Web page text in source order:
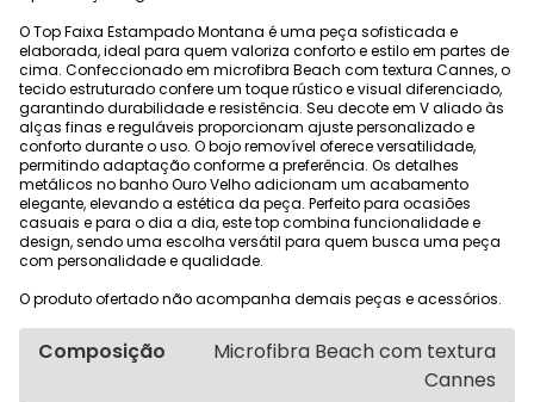
O Top Faixa Estampado Montana é uma peça sofisticada e
elaborada, ideal para quem valoriza conforto e estilo em partes de
cima. Confeccionado em microfibra Beach com textura Cannes, o
tecido estruturado confere um toque rústico e visual diferenciado,
garantindo durabilidade e resistência. Seu decote em V aliado às
alças finas e reguláveis proporcionam ajuste personalizado e
conforto durante o uso. O bojo removível oferece versatilidade,
permitindo adaptação conforme a preferência. Os detalhes
metálicos no banho Ouro Velho adicionam um acabamento
elegante, elevando a estética da peça. Perfeito para ocasiões
casuais e para o dia a dia, este top combina funcionalidade e
design, sendo uma escolha versátil para quem busca uma peça
com personalidade e qualidade.
O produto ofertado não acompanha demais peças e acessórios.
Composição
Microfibra Beach com textura
Cannes